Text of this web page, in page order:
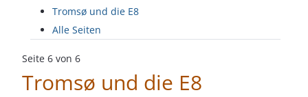
Tromsø und die E8
Alle Seiten
Seite 6 von 6
Tromsø und die E8